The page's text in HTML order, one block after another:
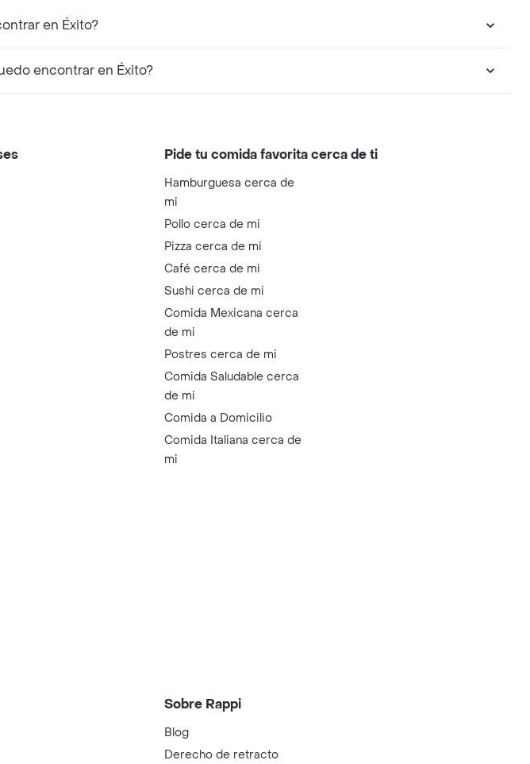
en Éxito?
encontrar en Éxito?
Pide tu comida favorita cerca de ti
Hamburguesa cerca de
mi
Pollo cerca de mi
Pizza cerca de mi
Café cerca de mi
Sushi cerca de mi
Comida Mexicana cerca
de mi
Postres cerca de mi
Comida Saludable cerca
de mi
Comida a Domicilio
Comida Italiana cerca de
mi
Sobre Rappi
Blog
Derecho de retracto